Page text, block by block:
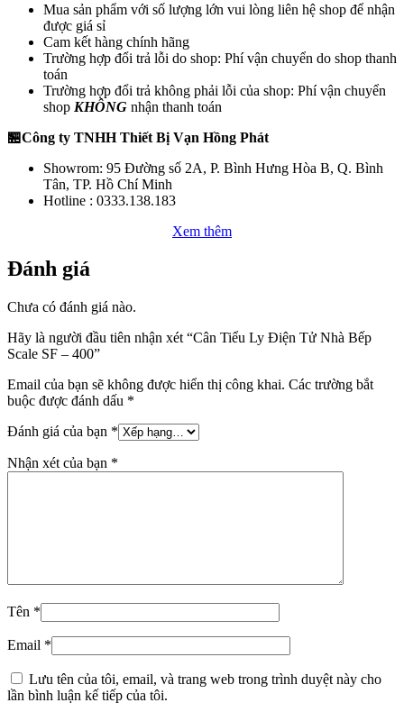
Mua sản phẩm với số lượng lớn vui lòng liên hệ shop để nhận
được giá sỉ
Cam kết hàng chính hãng
Trường hợp đổi trả lỗi do shop: Phí vận chuyển do shop thanh
toán
Trường hợp đổi trả không phải lỗi của shop: Phí vận chuyển
shop KHÔNG nhận thanh toán
🏪Công ty TNHH Thiết Bị Vạn Hồng Phát
Showrom: 95 Đường số 2A, P. Bình Hưng Hòa B, Q. Bình
Tân, TP. Hồ Chí Minh
Hotline : 0333.138.183
Xem thêm
Đánh giá
Chưa có đánh giá nào.
Hãy là người đầu tiên nhận xét “Cân Tiểu Ly Điện Tử Nhà Bếp
Scale SF – 400”
Email của bạn sẽ không được hiển thị công khai. Các trường bắt
buộc được đánh dấu *
Đánh giá của bạn *
Nhận xét của bạn *
Tên *
Email *
Lưu tên của tôi, email, và trang web trong trình duyệt này cho
lần bình luận kế tiếp của tôi.